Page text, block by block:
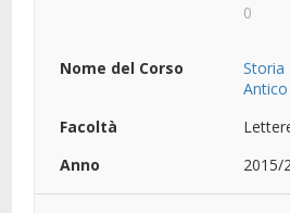
0
Storia
2015/